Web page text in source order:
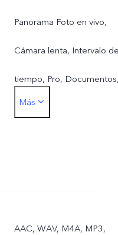
Panorama Foto en vivo,
Cámara lenta, Intervalo
tiempo, Pro,
Exposición doble
Más
AAC, WAV, M4A, MP3,